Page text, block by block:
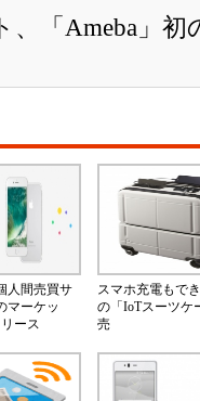
、「Ameba」
人間売買サ
マーケッ
ース
スマホ充電もで
の「IoTスーツケ
売